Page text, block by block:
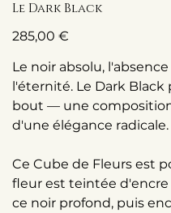
Le Dark Black
Prix
285,00 €
Le noir absolu,
l'éternité. Le Dark
bout — une
d'une élégance radicale.
Ce Cube de Fleurs est
fleur est teintée
ce noir profond, puis